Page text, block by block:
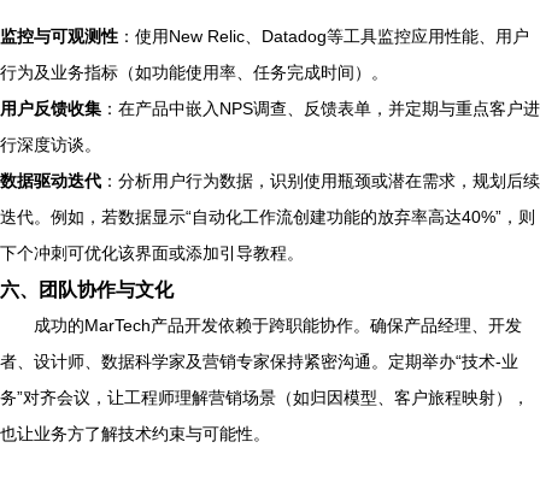
监控与可观测性 ：使用New Relic、Datadog等工具监控应用性能、用户
行为及业务指标（如功能使用率、任务完成时间）。
用户反馈收集 ：在产品中嵌入NPS调查、反馈表单，并定期与重点客户进
行深度访谈。
数据驱动迭代 ：分析用户行为数据，识别使用瓶颈或潜在需求，规划后续
迭代。例如，若数据显示“自动化工作流创建功能的放弃率高达40%”，则
下个冲刺可优化该界面或添加引导教程。
六、团队协作与文化
成功的MarTech产品开发依赖于跨职能协作。确保产品经理、开发
者、设计师、数据科学家及营销专家保持紧密沟通。定期举办“技术-业
务”对齐会议，让工程师理解营销场景（如归因模型、客户旅程映射），
也让业务方了解技术约束与可能性。